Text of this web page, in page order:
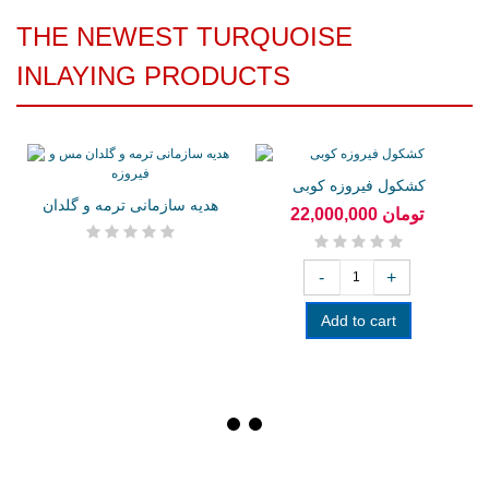
THE NEWEST TURQUOISE
INLAYING PRODUCTS
هدیه سازمانی ترمه و گلدان
مس و...
کشکول فیروزه کوبی
22,000,000 تومان
- +
Add to cart